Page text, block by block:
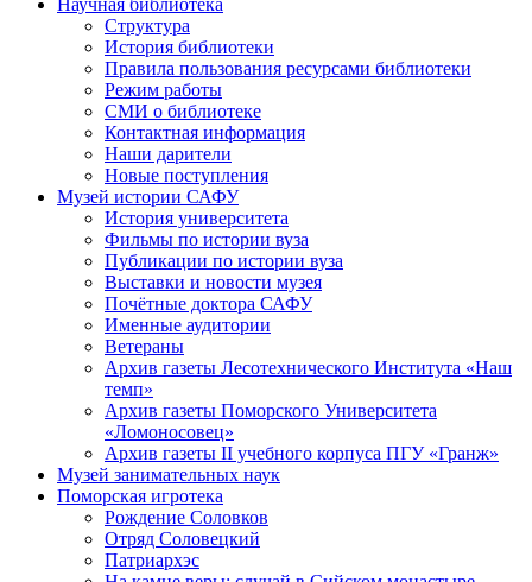
Научная библиотека
Структура
История библиотеки
Правила пользования ресурсами библиотеки
Режим работы
СМИ о библиотеке
Контактная информация
Наши дарители
Новые поступления
Музей истории САФУ
История университета
Фильмы по истории вуза
Публикации по истории вуза
Выставки и новости музея
Почётные доктора САФУ
Именные аудитории
Ветераны
Архив газеты Лесотехнического Института «Наш
темп»
Архив газеты Поморского Университета
«Ломоносовец»
Архив газеты II учебного корпуса ПГУ «Гранж»
Музей занимательных наук
Поморская игротека
Рождение Соловков
Отряд Соловецкий
Патриархэс